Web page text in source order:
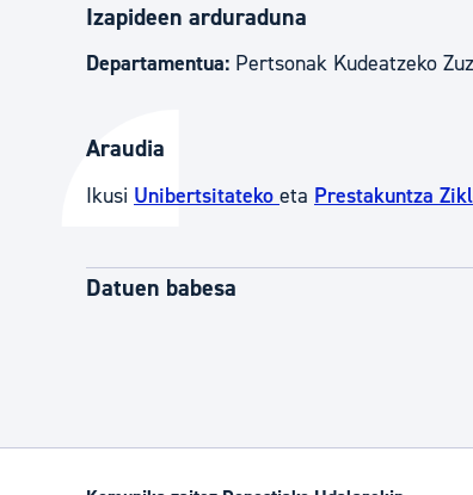
Izapideen arduraduna
Departamentua: Pertsonak Kudeatzeko
Araudia
Ikusi Unibertsitateko eta Prestakuntza
Datuen babesa